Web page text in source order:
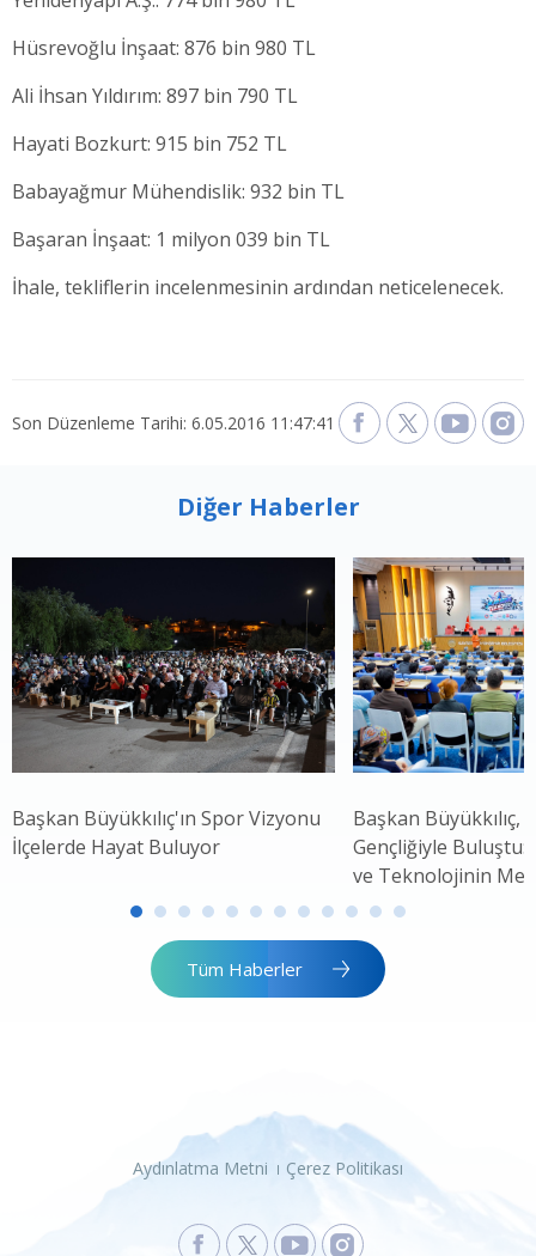
Hüsrevoğlu İnşaat: 876 bin 980 TL
Ali İhsan Yıldırım: 897 bin 790 TL
Hayati Bozkurt: 915 bin 752 TL
Babayağmur Mühendislik: 932 bin TL
Başaran İnşaat: 1 milyon 039 bin TL
İhale, tekliflerin incelenmesinin ardından neticelenecek.
Son Düzenleme Tarihi: 6.05.2016 11:47:41
Diğer Haberler
Başkan Büyükkılıç'ın Spor Vizyonu
İlçelerde Hayat Buluyor
Başkan Büyükkılıç,
Gençliğiyle Buluştu:
ve Teknolojinin
Tüm Haberler
Aydınlatma Metni Çerez Politikası